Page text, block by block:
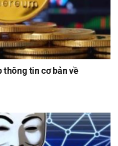
thông tin cơ bản về